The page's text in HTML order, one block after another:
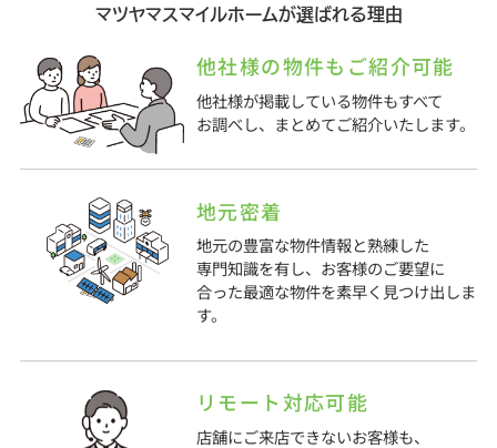
マツヤマスマイルホームが選ばれる理由
他社様の物件もご紹介可能
他社様が掲載している物件もすべて
お調べし、まとめてご紹介いたします。
地元密着
地元の豊富な物件情報と熟練した
専門知識を有し、お客様のご要望に
合った最適な物件を素早く見つけ出しま
す。
リモート対応可能
店舗にご来店できないお客様も、